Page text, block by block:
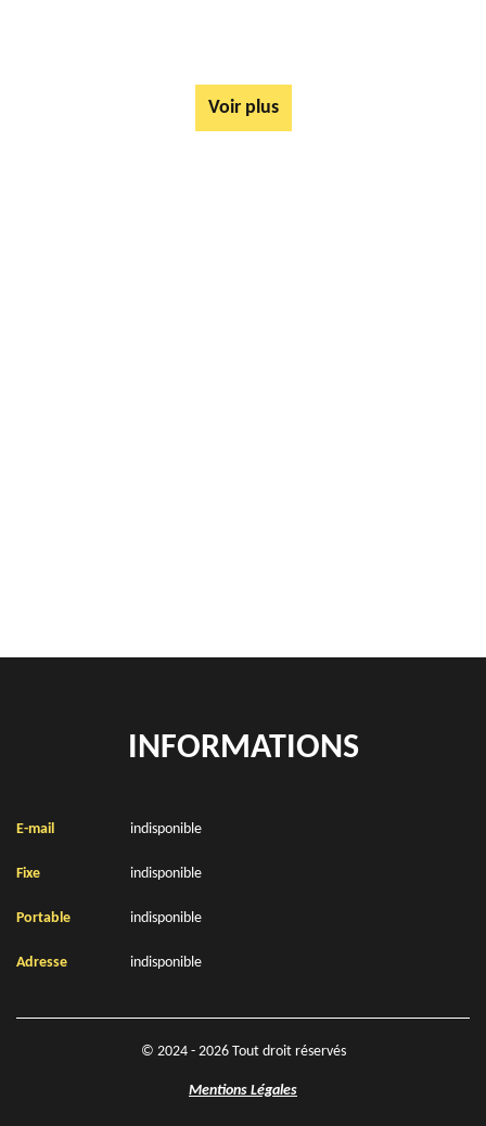
Voir plus
INFORMATIONS
E-mail indisponible
Fixe indisponible
Portable indisponible
Adresse indisponible
© 2024 - 2026 Tout droit réservés
Mentions Légales